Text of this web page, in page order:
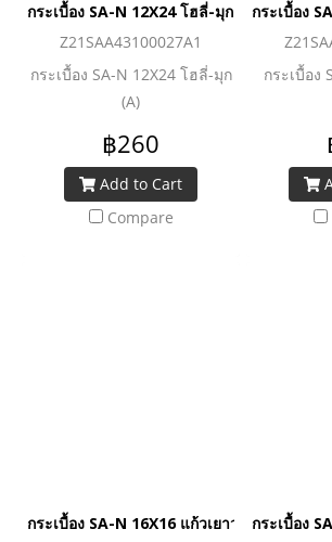
กระเบื้อง SA-N 12X24 โฮลี่-มุก (A)
Z21SAA43100027A1
กระเบื้อง SA-N 12X24 โฮลี่-มุก
(A)
฿260
Add to Cart
Compare
กระเบื้อง
กระเบื้อง
กระเบื้อง SA-N 16X16 แก้วเยาวพรรณ-เทา
กระเบื้อง